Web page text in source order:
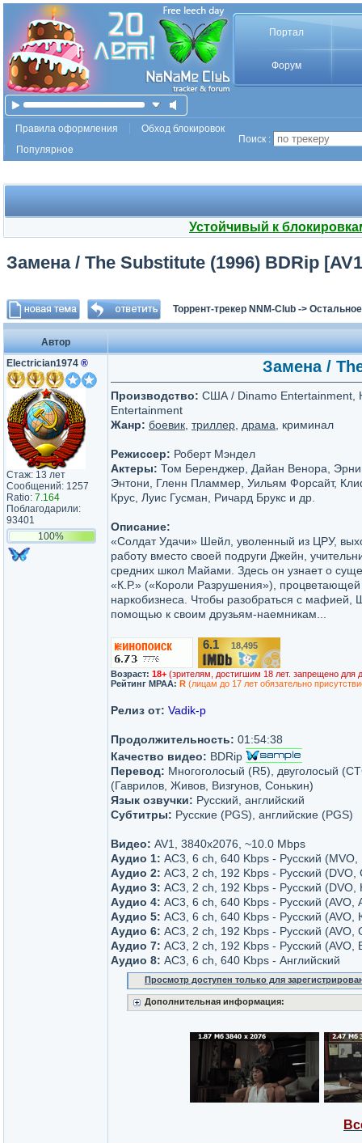
Портал
Форум
Правила оформления
Обход блокировок
Популярное
Поиск :
Устойчивый к
Замена / The Substitute (1996) BDRip
Торрент-трекер NNM-Club -> Остальное
Автор
Electrician1974 ®
Стаж: 13 лет
Сообщений: 1257
Ratio: 7.164
Поблагодарили:
93401
100%
Замена /
Производство: США / Dinamo Entertainment,
Entertainment
Жанр: боевик триллер драма , криминал
Режиссер: Роберт Мэндел
Актеры: Том Беренджер, Дайан Венора,
Энтони, Гленн Пламмер, Уильям Форсайт,
Крус, Луис Гусман, Ричард Брукс и др.
Описание:
«Солдат Удачи» Шейл, уволенный из ЦРУ,
работу вместо своей подруги Джейн,
средних школ Майами. Здесь он узнает о
«К.Р.» («Короли Разрушения»), процветающей
наркобизнеса. Чтобы разобраться с мафией,
помощью к своим друзьям-наемникам...
6.1 18,495
Возраст: 18+ (зрителям, достигшим 18 лет. запрещено для
Рейтинг MPAA: R (лицам до 17 лет обязательно
Релиз от: Vadik-p
Продолжительность: 01:54:38
Качество видео: BDRip
Перевод: Многоголосый (R5), двуголосый
(Гаврилов, Живов, Визгунов, Сонькин)
Язык озвучки: Русский, английский
Субтитры: Русские (PGS), английские (PGS)
Видео: AV1, 3840x2076, ~10.0 Mbps
Аудио 1: AC3, 6 ch, 640 Kbps - Русский (MVO,
Аудио 2: AC3, 2 ch, 192 Kbps - Русский
Аудио 3: AC3, 2 ch, 192 Kbps - Русский
Аудио 4: AC3, 6 ch, 640 Kbps - Русский (AVO,
Аудио 5: AC3, 6 ch, 640 Kbps - Русский
Аудио 6: AC3, 2 ch, 192 Kbps - Русский (AVO,
Аудио 7: AC3, 2 ch, 192 Kbps - Русский (AVO,
Аудио 8: AC3, 6 ch, 640 Kbps - Английский
Просмотр доступен только для
Дополнительная информация: